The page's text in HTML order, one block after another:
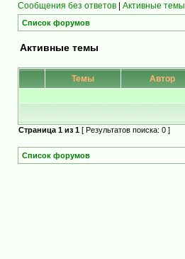
Сообщения без ответов | Активные темы
Список форумов
Активные темы
Темы Автор
Страница 1 из 1 [ Результатов поиска: 0 ]
Список форумов